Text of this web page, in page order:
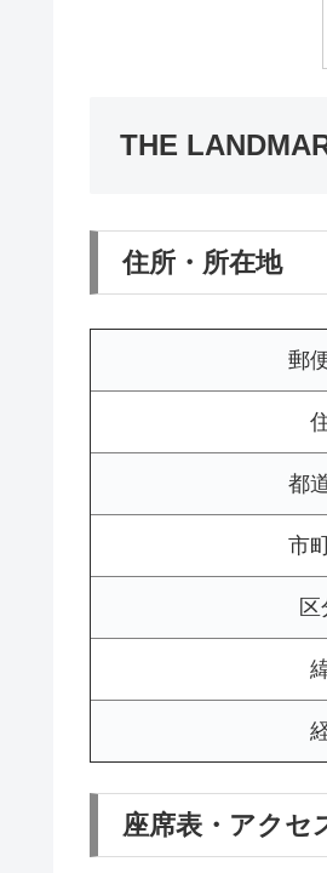
THE
住所・所在地
郵
都
市
座席表・アクセ